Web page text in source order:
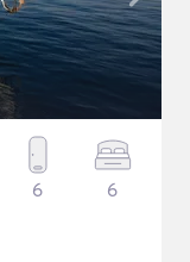
6 6